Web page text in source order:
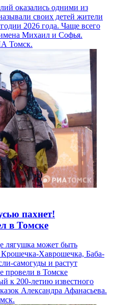
оказались одними из
своих детей жители
2026 года. Чаще всего
Михаил и Софья.
Томск.
пахнет!
в Томске
лягушка может быть
Хаврошечка, Баба-
самогуды и растут
провели в Томске
к 200-летию известного
Александра Афанасьева.